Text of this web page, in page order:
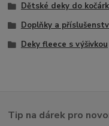
Dětské deky do
Doplňky a
Deky fleece s výšivkou
Tip na dárek pro